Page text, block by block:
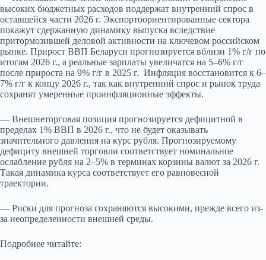
высоких бюджетных расходов поддержат внутренний спрос в
оставшейся части 2026 г. Экспортоориентированные сектора
покажут сдержанную динамику выпуска вследствие
притормозившей деловой активности на ключевом российском
рынке. Прирост ВВП Беларуси прогнозируется вблизи 1% г/г по
итогам 2026 г., а реальные зарплаты увеличатся на 5–6% г/г
после прироста на 9% г/г в 2025 г. Инфляция восстановится к 6–
7% г/г к концу 2026 г., так как внутренний спрос и рынок труда
сохранят умеренные проинфляционные эффекты.
— Внешнеторговая позиция прогнозируется дефицитной в
пределах 1% ВВП в 2026 г., что не будет оказывать
значительного давления на курс рубля. Прогнозируемому
дефициту внешней торговли соответствует номинальное
ослабление рубля на 2–5% в терминах корзины валют за 2026 г.
Такая динамика курса соответствует его равновесной
траектории.
— Риски для прогноза сохраняются высокими, прежде всего из-
за неопределенности внешней среды.
Подробнее читайте: